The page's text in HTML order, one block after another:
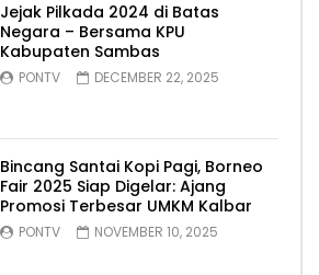
Jejak Pilkada 2024 di Batas
Negara – Bersama KPU
Kabupaten Sambas
PONTV DECEMBER 22, 2025
Bincang Santai Kopi Pagi, Borneo
Fair 2025 Siap Digelar: Ajang
Promosi Terbesar UMKM Kalbar
PONTV NOVEMBER 10, 2025